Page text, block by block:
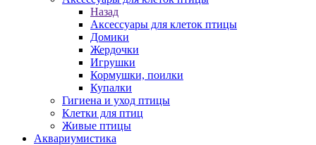
Назад
Аксессуары для клеток птицы
Домики
Жердочки
Игрушки
Кормушки, поилки
Купалки
Гигиена и уход птицы
Клетки для птиц
Живые птицы
Аквариумистика